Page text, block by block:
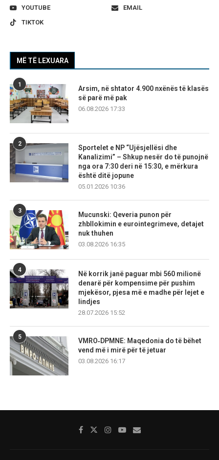
YOUTUBE
EMAIL
TIKTOK
MË TË LEXUARA
1
Arsim, në shtator 4.900 nxënës të klasës
së parë më pak
06.08.2026 17:33
2
Sportelet e NP “Ujësjellësi dhe
Kanalizimi” – Shkup nesër do të punojnë
nga ora 7:30 deri në 15:30, e mërkura
është ditë jopune
05.01.2026 10:36
3
Mucunski: Qeveria punon për
zhbllokimin e eurointegrimeve, detajet
nuk thuhen
03.08.2026 16:35
4
Në korrik janë paguar mbi 560 milionë
denarë për kompensime për pushim
mjekësor, pjesa më e madhe për lejet e
lindjes
28.07.2026 15:52
5
VMRO‑DPMNE: Maqedonia do të bëhet
vend më i mirë për të jetuar
03.08.2026 16:17